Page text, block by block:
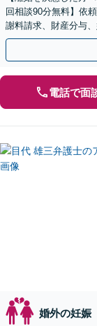
回相談90分無料】依
謝料請求、財産分与
から調停や裁判の申
電話で面
婚外の妊娠